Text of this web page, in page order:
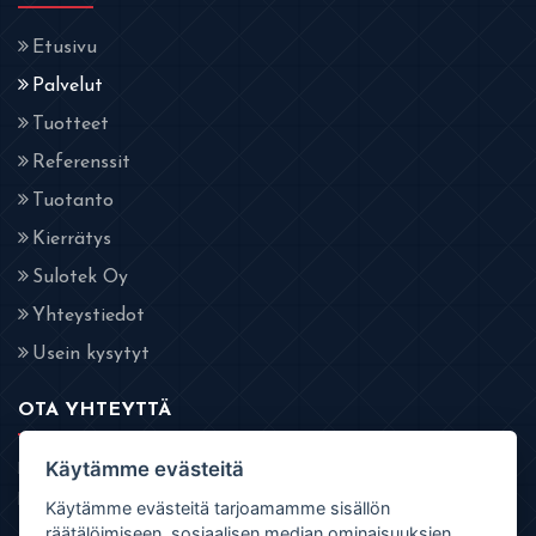
Etusivu
Palvelut
Tuotteet
Referenssit
Tuotanto
Kierrätys
Sulotek Oy
Yhteystiedot
Usein kysytyt
OTA YHTEYTTÄ
Mikäli sinulla on kysyttävää tuotteista ja palveluistamme tai
haluat tarjouksen, niin ota rohkeasti yhteyttä!
Käytämme evästeitä
Käytämme evästeitä tarjoamamme sisällön